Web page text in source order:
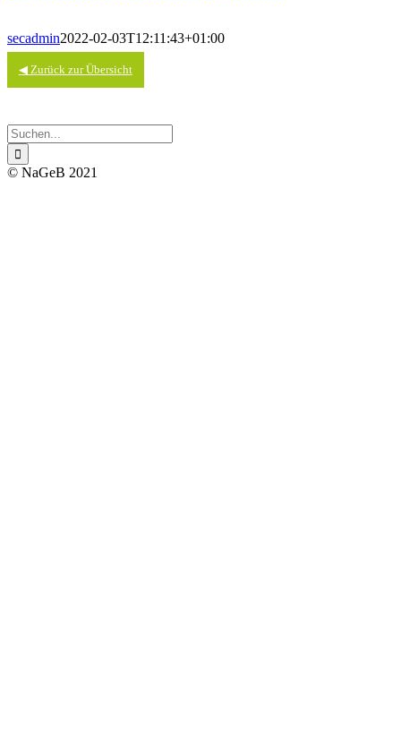
secadmin2022-02-03T12:11:43+01:00
◀ Zurück zur Übersicht
Suche
nach:
© NaGeB 2021